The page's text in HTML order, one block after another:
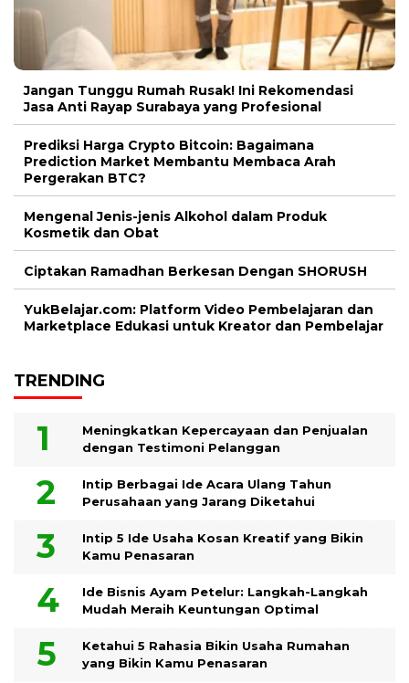
Jangan Tunggu Rumah Rusak! Ini Rekomendasi
Jasa Anti Rayap Surabaya yang Profesional
Prediksi Harga Crypto Bitcoin: Bagaimana
Prediction Market Membantu Membaca Arah
Pergerakan BTC?
Mengenal Jenis-jenis Alkohol dalam Produk
Kosmetik dan Obat
Ciptakan Ramadhan Berkesan Dengan SHORUSH
YukBelajar.com: Platform Video Pembelajaran dan
Marketplace Edukasi untuk Kreator dan Pembelajar
TRENDING
Meningkatkan Kepercayaan dan Penjualan
dengan Testimoni Pelanggan
Intip Berbagai Ide Acara Ulang Tahun
Perusahaan yang Jarang Diketahui
Intip 5 Ide Usaha Kosan Kreatif yang Bikin
Kamu Penasaran
Ide Bisnis Ayam Petelur: Langkah-Langkah
Mudah Meraih Keuntungan Optimal
Ketahui 5 Rahasia Bikin Usaha Rumahan
yang Bikin Kamu Penasaran